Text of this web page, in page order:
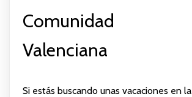
Comunidad
Valenciana
Si estás buscando unas vacaciones en la